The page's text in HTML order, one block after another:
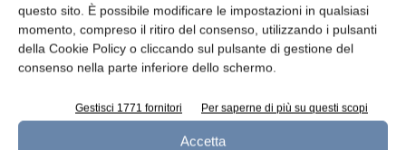
questo sito. È possibile modificare le impostazioni in qualsiasi
momento, compreso il ritiro del consenso, utilizzando i pulsanti
della Cookie Policy o cliccando sul pulsante di gestione del
consenso nella parte inferiore dello schermo.
Gestisci 1771 fornitori Per saperne di più su questi scopi
Accetta
TAGS Asiago Dop/Igp tutela